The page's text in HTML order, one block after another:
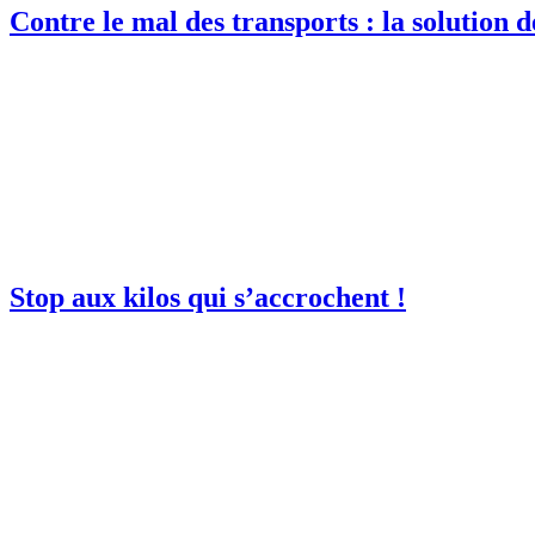
Contre le mal des transports : la solution
Stop aux kilos qui s’accrochent !